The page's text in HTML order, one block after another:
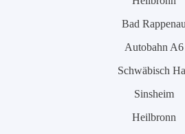
Bad
Autobahn A6
Schwäbisch
Sinsheim
Heilbronn